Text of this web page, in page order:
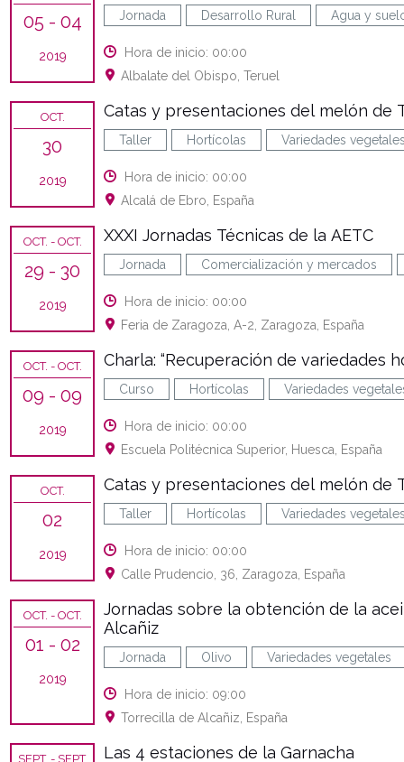
05 - 04
2019
Jornada Desarrollo Rural Agua y
Hora de inicio: 00:00
Albalate del Obispo, Teruel
OCT.
30
2019
Catas y presentaciones del melón de
Taller Hortícolas Variedades
Hora de inicio: 00:00
Alcalá de Ebro, España
OCT. - OCT.
29 - 30
2019
XXXI Jornadas Técnicas de la AETC
Jornada Comercialización y mercados
Hora de inicio: 00:00
Feria de Zaragoza, A-2, Zaragoza, España
OCT. - OCT.
09 - 09
2019
Charla: “Recuperación de variedades
Curso Hortícolas Variedades
Hora de inicio: 00:00
Escuela Politécnica Superior, Huesca, España
OCT.
02
2019
Catas y presentaciones del melón de
Taller Hortícolas Variedades
Hora de inicio: 00:00
Calle Prudencio, 36, Zaragoza, España
OCT. - OCT.
01 - 02
2019
Jornadas sobre la obtención de la
Alcañiz
Jornada Olivo Variedades vegetales
Hora de inicio: 09:00
Torrecilla de Alcañiz, España
SEPT. - SEPT. Las 4 estaciones de la Garnacha